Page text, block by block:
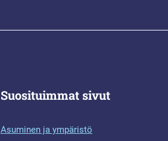
Suosituimmat sivut
Asuminen ja ympäristö